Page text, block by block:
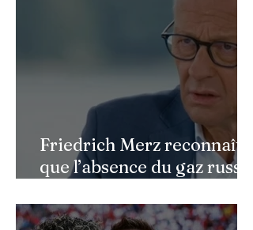
Friedrich Merz reconnaît
que l’absence du gaz russe
l’économie allemande